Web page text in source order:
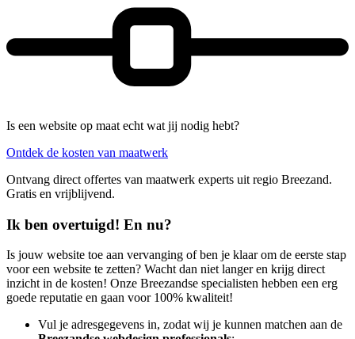
Is een website op maat echt wat jij nodig hebt?
Ontdek de kosten van maatwerk
Ontvang direct offertes van maatwerk experts uit regio Breezand.
Gratis en vrijblijvend.
Ik ben overtuigd! En nu?
Is jouw website toe aan vervanging of ben je klaar om de eerste stap
voor een website te zetten? Wacht dan niet langer en krijg direct
inzicht in de kosten! Onze Breezandse specialisten hebben een erg
goede reputatie en gaan voor 100% kwaliteit!
Vul je adresgegevens in, zodat wij je kunnen matchen aan de